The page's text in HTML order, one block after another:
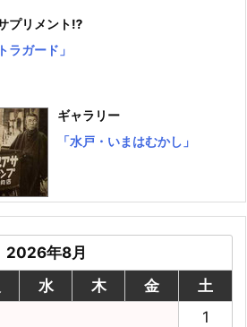
プリメント⁉
ラガード」
ギャラリー
「水戸・いまはむかし」
2026年8月
水 木 金
土
1